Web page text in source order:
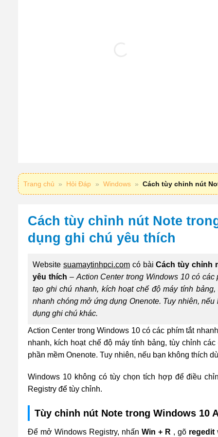
Trang chủ » Hỏi Đáp » Windows » Cách tùy chỉnh nút
Cách tùy chỉnh nút Note
dụng ghi chú yêu thích
Website suamaytinhpci.comcó bàiCách tùy chỉnh
yêu thích – Action Center trong Windows 10 có
tạo ghi chú nhanh, kích hoạt chế độ máy tính
nhanh chóng mở ứng dụng Onenote. Tuy nhiên,
dụng ghi chú khác.
Action Center trong Windows 10 có các phím tắt
nhanh, kích hoạt chế độ máy tính bảng, tùy chỉnh
phần mềm Onenote. Tuy nhiên, nếu bạn không thích
Windows 10 không có tùy chọn tích hợp để điều
Registry để tùy chỉnh.
Tùy chỉnh nút Note trong Windows 10
Để mở Windows Registry, nhấn Win + R , gõ regedit